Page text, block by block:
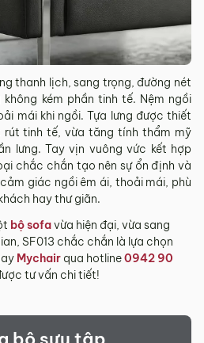
thanh lịch, sang trọng, đường nét
kém phần tinh tế. Nệm ngồi
mái khi ngồi. Tựa lưng được thiết
rút tinh tế, vừa tăng tính thẩm mỹ
lưng. Tay vịn vuông vức kết hợp
chắc chắn tạo nên sự ổn định và
giác ngồi êm ái, thoải mái, phù
hay thư giãn.
bộ sofavừa hiện đại, vừa sang
SF013 chắc chắn là lựa chọn
Mychair qua hotline0942 90
tư vấn chi tiết!